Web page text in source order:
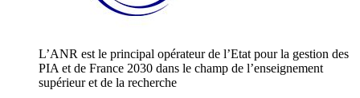
L’ANR est le principal opérateur de l’Etat pour la gestion des
PIA et de France 2030 dans le champ de l’enseignement
supérieur et de la recherche